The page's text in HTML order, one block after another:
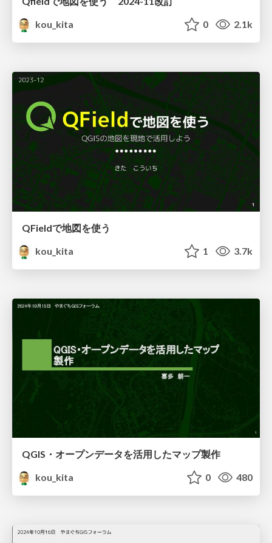
kou_kita
0 2.1k
QFieldで地図を使う
kou_kita
1 3.7k
QGIS・オープンデータを活用したマップ製作
kou_kita
0 480